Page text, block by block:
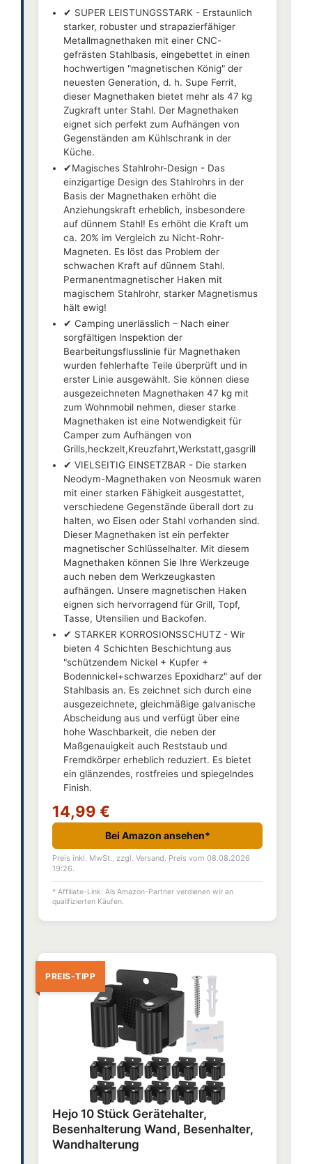
✔ SUPER LEISTUNGSSTARK - Erstaunlich
starker, robuster und strapazierfähiger
Metallmagnethaken mit einer CNC-
gefrästen Stahlbasis, eingebettet in einen
hochwertigen "magnetischen König" der
neuesten Generation, d. h. Supe Ferrit,
dieser Magnethaken bietet mehr als 47 kg
Zugkraft unter Stahl. Der Magnethaken
eignet sich perfekt zum Aufhängen von
Gegenständen am Kühlschrank in der
Küche.
✔Magisches Stahlrohr-Design - Das
einzigartige Design des Stahlrohrs in der
Basis der Magnethaken erhöht die
Anziehungskraft erheblich, insbesondere
auf dünnem Stahl! Es erhöht die Kraft um
ca. 20% im Vergleich zu Nicht-Rohr-
Magneten. Es löst das Problem der
schwachen Kraft auf dünnem Stahl.
Permanentmagnetischer Haken mit
magischem Stahlrohr, starker Magnetismus
hält ewig!
✔ Camping unerlässlich – Nach einer
sorgfältigen Inspektion der
Bearbeitungsflusslinie für Magnethaken
wurden fehlerhafte Teile überprüft und in
erster Linie ausgewählt. Sie können diese
ausgezeichneten Magnethaken 47 kg mit
zum Wohnmobil nehmen, dieser starke
Magnethaken ist eine Notwendigkeit für
Camper zum Aufhängen von
Grills,heckzelt,Kreuzfahrt,Werkstatt,gasgrill
✔ VIELSEITIG EINSETZBAR - Die starken
Neodym-Magnethaken von Neosmuk waren
mit einer starken Fähigkeit ausgestattet,
verschiedene Gegenstände überall dort zu
halten, wo Eisen oder Stahl vorhanden sind.
Dieser Magnethaken ist ein perfekter
magnetischer Schlüsselhalter. Mit diesem
Magnethaken können Sie Ihre Werkzeuge
auch neben dem Werkzeugkasten
aufhängen. Unsere magnetischen Haken
eignen sich hervorragend für Grill, Topf,
Tasse, Utensilien und Backofen.
✔ STARKER KORROSIONSSCHUTZ - Wir
bieten 4 Schichten Beschichtung aus
"schützendem Nickel + Kupfer +
Bodennickel+schwarzes Epoxidharz" auf der
Stahlbasis an. Es zeichnet sich durch eine
ausgezeichnete, gleichmäßige galvanische
Abscheidung aus und verfügt über eine
hohe Waschbarkeit, die neben der
Maßgenauigkeit auch Reststaub und
Fremdkörper erheblich reduziert. Es bietet
ein glänzendes, rostfreies und spiegelndes
Finish.
14,99 €
Bei Amazon ansehen*
Preis inkl. MwSt., zzgl. Versand. Preis vom 08.08.2026
19:26.
* Affiliate-Link: Als Amazon-Partner verdienen wir an
qualifizierten Käufen.
PREIS-TIPP
Hejo 10 Stück Gerätehalter,
Besenhalterung Wand, Besenhalter,
Wandhalterung